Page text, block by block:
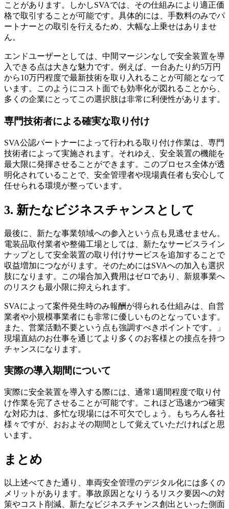
ことがあります。しかしSVAでは、その仕組みにより適正価
格で取引することが可能です。具体的には、手数料のみでパ
ートナーとの取引を行えるため、大幅な上乗せはありませ
ん。
エンドユーザーとしては、中間マージンなしで安全装置を導
入できる点は大きな魅力です。例えば、一台あたり約5万円
から10万円程度で最新技術を取り入れることが可能となって
います。このようにコスト面でも効率化が図れることから、
多くの企業にとってこの選択肢は非常に利便性があります。
専門技術者による確実な取り付け
SVA公認パートナーによって行われる取り付け作業は、専門
技術者によって実施されます。それゆえ、安全装置の機能を
最大限に発揮させることができます。このプロセス全体が透
明化されていることで、安全管理者や現場責任者も安心して
任せられる環境が整っています。
3. 新たなビジネスチャンスとして
最後に、新たな事業領域への参入という点も見逃せません。
電装品取付業者や整備工場としては、新たなサービスライン
ナップとして安全装置の取り付けサービスを追加することで
収益増加につながります。そのためにはSVAへの加入も選択
肢になります。この場合加入費用はゼロであり、新規事業へ
のリスクも最小限に抑えられます。
SVAによって案件発生時のみ報酬が得られる仕組みは、自営
業者や小規模事業者にも非常に優しいものとなっています。
また、営業活動不要という点も強調すべきポイントです。」
現場直結のお仕事を通じてより多くのお客様との接点を持つ
チャンスになります。
実際の導入期間について
実際に安全装置を導入する際には、通常1週間程度で取り付
け作業を完了させることが可能です。これほど迅速かつ確実
な対応力は、多忙な現場には不可欠でしょう。もちろん各社
様々ですが、おおよその期間として覚えていただければと思
います。
まとめ
以上述べてきた通り、車両安全管理のデジタル化には多くの
メリットがあります。事故原因となりうるリスク要因への対
策やコスト削減、新たなビジネスチャンス創出といった側面